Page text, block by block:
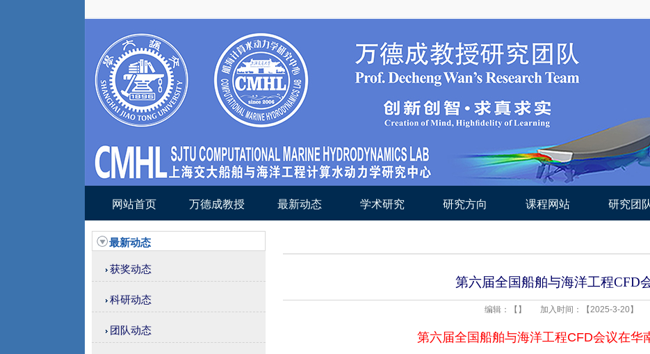
网站首页 万德成教授 最新动态 学术研究 研究方向 课程网站 研究团
最新动态
获奖动态
科研动态
团队动态
第六届全国船舶与海洋工程CFD
编辑：【】 加入时间：【2025-3-20】
第六届全国船舶与海洋工程CFD会议在华